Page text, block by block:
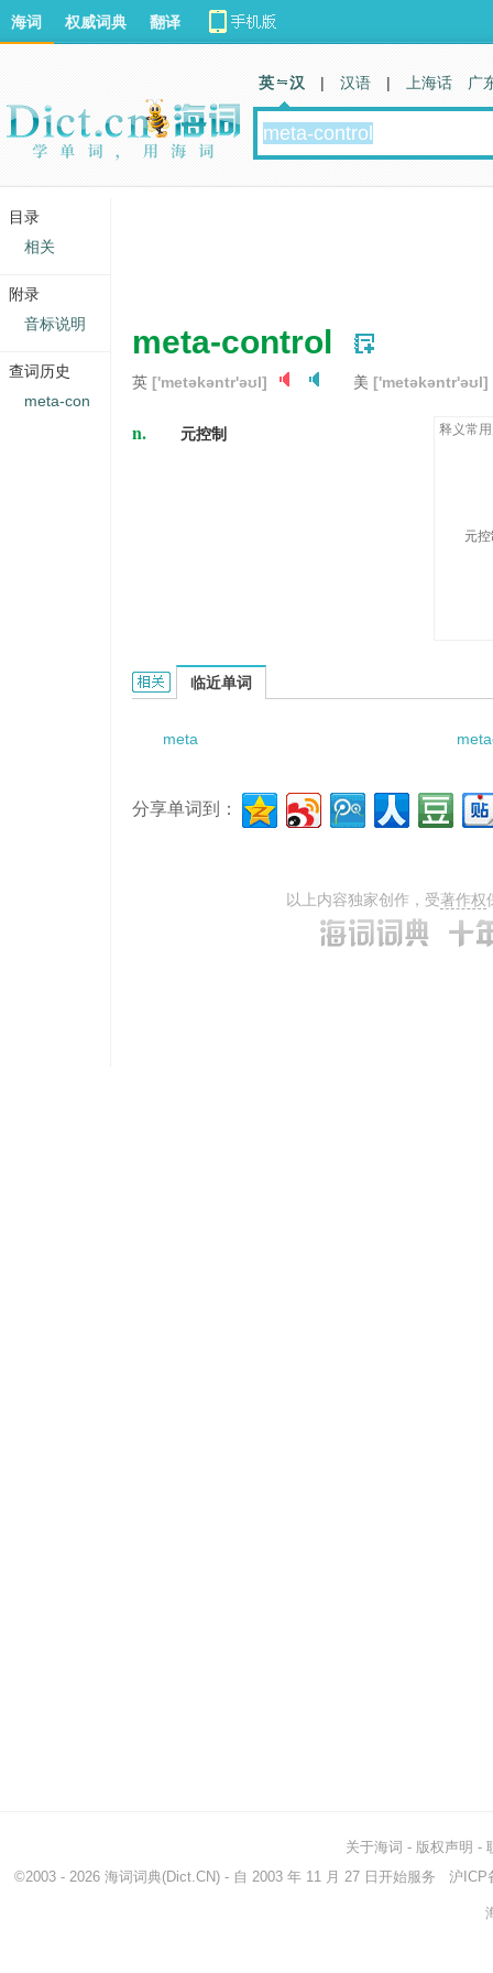
meta-control
英 ['metəkəntr'əʊl] 美 ['metəkəntr'əʊl]
n. 元控制 释义常
元
meta-control的相关资料：
临近单词
meta
分享单词到：
以上内容独家创作，受著作权
海词 权威词典 翻译
英 汉 | 汉语 | 上海话 广
关于海词 - 版权声明 -
©2003 - 2026 海词词典(Dict.CN) - 自 2003 年 11 月 27 日开始服务 沪ICP
目录
相关
附录
音标说明
查词历史
meta-con